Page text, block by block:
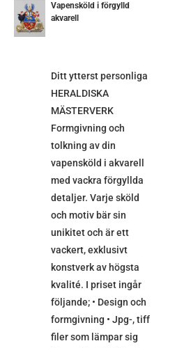
Vapensköld i förgylld
akvarell
Ditt ytterst personliga
HERALDISKA
MÄSTERVERK
Formgivning och
tolkning av din
vapensköld i akvarell
med vackra förgyllda
detaljer. Varje sköld
och motiv bär sin
unikitet och är ett
vackert, exklusivt
konstverk av högsta
kvalité. I priset ingår
följande; • Design och
formgivning • Jpg-, tiff
filer som lämpar sig